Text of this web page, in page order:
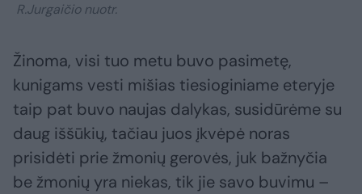
R.Jurgaičio nuotr.
Žinoma, visi tuo metu buvo pasimetę,
kunigams vesti mišias tiesioginiame eteryje
taip pat buvo naujas dalykas, susidūrėme su
daug iššūkių, tačiau juos įkvėpė noras
prisidėti prie žmonių gerovės, juk bažnyčia
be žmonių yra niekas, tik jie savo buvimu –